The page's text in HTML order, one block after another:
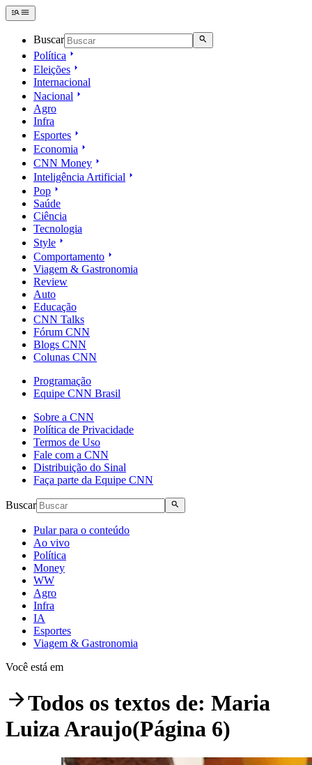
Buscar
Política
Eleições
Internacional
Nacional
Agro
Infra
Esportes
Economia
CNN Money
Inteligência Artificial
Pop
Saúde
Ciência
Tecnologia
Style
Comportamento
Viagem & Gastronomia
Review
Auto
Educação
CNN Talks
Fórum CNN
Blogs CNN
Colunas CNN
Programação
Equipe CNN Brasil
Sobre a CNN
Política de Privacidade
Termos de Uso
Fale com a CNN
Distribuição do Sinal
Faça parte da Equipe CNN
Buscar
Pular para o conteúdo
Ao vivo
Política
Money
WW
Agro
Infra
IA
Esportes
Viagem & Gastronomia
Você está em
Todos os textos de: Maria
Luiza Araujo(Página 6)